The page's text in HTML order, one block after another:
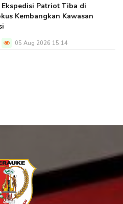
Ekspedisi Patriot Tiba di
Kembangkan Kawasan
05 Aug 2026 15:14